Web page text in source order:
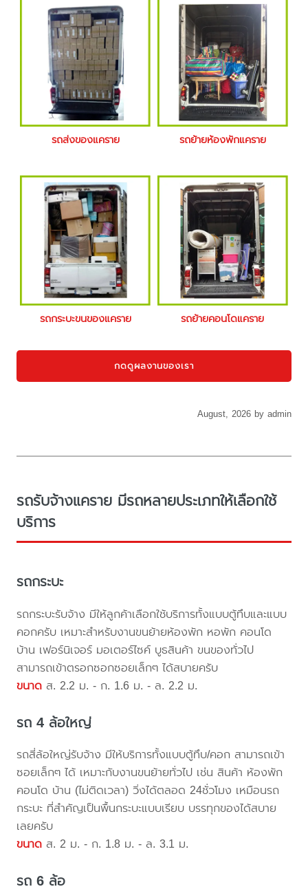
รถส่งของแคราย รถย้ายห้องพักแคราย
รถกระบะขนของแคราย รถย้ายคอนโดแคราย
กดดูผลงานของเรา
August, 2026 by admin
รถรับจ้างแคราย มีรถหลายประเภทให้เลือกใช้
บริการ
รถกระบะ
รถกระบะรับจ้าง มีให้ลูกค้าเลือกใช้บริการทั้งแบบตู้ทึบและแบบ
คอกครับ เหมาะสำหรับงานขนย้ายห้องพัก หอพัก คอนโด
บ้าน เฟอร์นิเจอร์ มอเตอร์ไซค์ บูธสินค้า ขนของทั่วไป
สามารถเข้าตรอกซอกซอยเล็กๆ ได้สบายครับ
ขนาด ส. 2.2 ม. - ก. 1.6 ม. - ล. 2.2 ม.
รถ 4 ล้อใหญ่
รถสี่ล้อใหญ่รับจ้าง มีให้บริการทั้งแบบตู้ทึบ/คอก สามารถเข้า
ซอยเล็กๆ ได้ เหมาะกับงานขนย้ายทั่วไป เช่น สินค้า ห้องพัก
คอนโด บ้าน (ไม่ติดเวลา) วิ่งได้ตลอด 24ชั่วโมง เหมือนรถ
กระบะ ที่สำคัญเป็นพื้นกระบะแบบเรียบ บรรทุกของได้สบาย
เลยครับ
ขนาด ส. 2 ม. - ก. 1.8 ม. - ล. 3.1 ม.
รถ 6 ล้อ